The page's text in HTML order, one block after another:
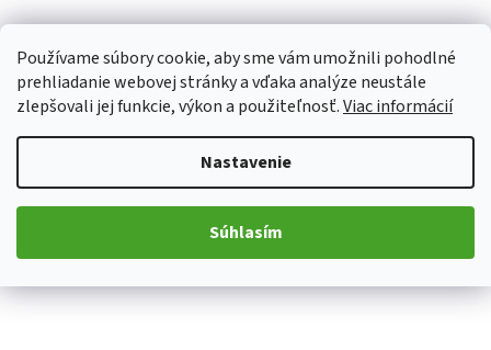
Používame súbory cookie, aby sme vám umožnili pohodlné
prehliadanie webovej stránky a vďaka analýze neustále
zlepšovali jej funkcie, výkon a použiteľnosť.Viac informácií
Nastavenie
Súhlasím